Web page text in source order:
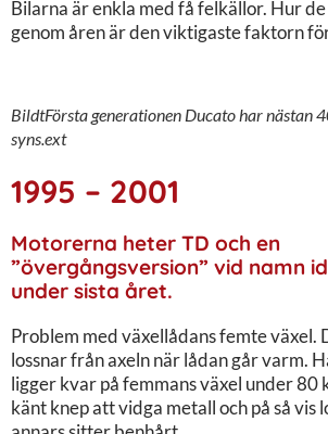
Bilarna är enkla med få felkällor. Hur
genom åren är den viktigaste faktorn
BildtFörsta generationen Ducato har nästan
syns.ext
1995 – 2001
Motorerna heter TD och en
”övergångsversion” vid namn
under sista året.
Problem med växellådans femte växel.
lossnar från axeln när lådan går varm.
ligger kvar på femmans växel under 80
känt knep att vidga metall och på så vis